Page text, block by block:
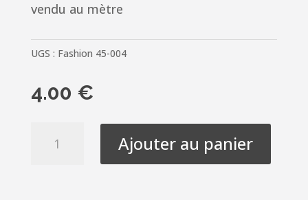
vendu au mètre
UGS : Fashion 45-004
4.00 €
Ajouter au panier